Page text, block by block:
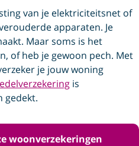
van je elektriciteitsnet of
apparaten. Je
Maar soms is het
of heb je gewoon pech. Met
je jouw woning
is
gedekt.
woonverzekeringen